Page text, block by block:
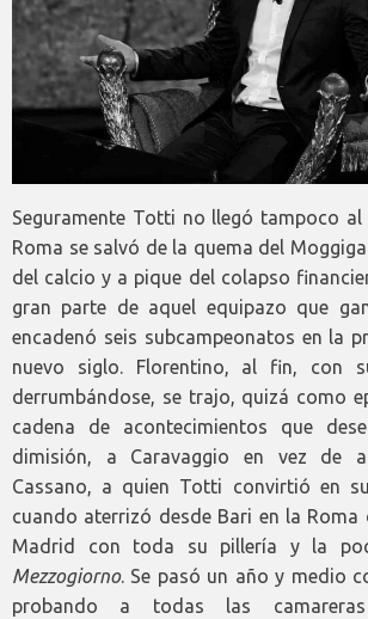
Seguramente Totti no llegó tampoco
Roma se salvó de la quema del
del calcio y a pique del colapso
gran parte de aquel equipazo que
encadenó seis subcampeonatos en la
nuevo siglo. Florentino, al fin, con
derrumbándose, se trajo, quizá como
cadena de acontecimientos que
dimisión, a Caravaggio en vez de
Cassano, a quien Totti convirtió en
cuando aterrizó desde Bari en la Roma
Madrid con toda su pillería y la
Mezzogiorno. Se pasó un año y medio
probando a todas las